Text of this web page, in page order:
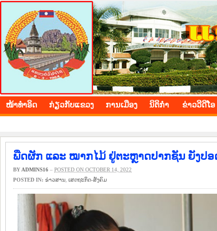
BOLIKHAMXAY PROVINCE
ໜ້າ​ທຳ​ອິດ ​ກ່ຽວ​ກັບ​ແຂວງ ​ການ​ເມືອງ ນິ​ຕິ​ກຳ ຂ່າວ​ວີ​ດີ​ໂອ
ພືດຜັກ ແລະ ໝາກໄມ້ ຢູ່ຕະຫຼາດປາກຊັນ ຍັງປ
BY ADMINS16 – POSTED ON OCTOBER 14, 2022
POSTED IN: ​ຂ່າວ​ສານ ​ເສດ​ຖະ​ກິດ-ສັງ​ຄົມ